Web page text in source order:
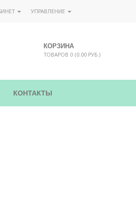
УПРАВЛЕНИЕ
КОРЗИНА
ТОВАРОВ 0 (0.00 РУБ.)
КОНТАКТЫ